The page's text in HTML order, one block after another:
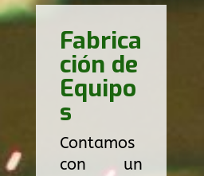
Fabrica
ción de
Equipo
s
Contamos
con un